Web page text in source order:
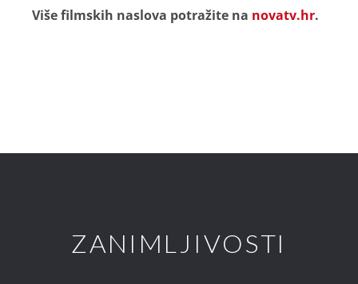
Više filmskih naslova potražite na novatv.hr.
ZANIMLJIVOSTI